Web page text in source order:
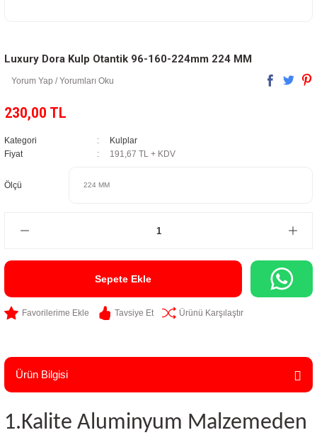
Luxury Dora Kulp Otantik 96-160-224mm 224 MM
Yorum Yap / Yorumları Oku
230,00 TL
Kategori
Kulplar
Fiyat
191,67 TL + KDV
Ölçü
Sepete Ekle
Tavsiye Et Ürünü Karşılaştır
Ürün Bilgisi
1.Kalite Aluminyum Malzemeden